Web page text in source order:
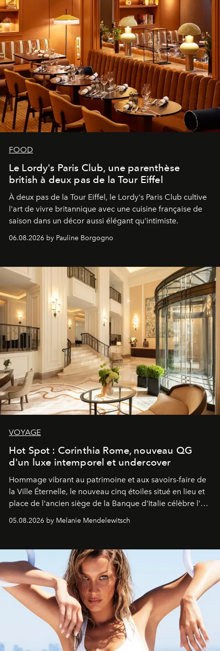
FOOD
Le Lordy's Paris Club, une parenthèse
british à deux pas de la Tour Eiffel
À deux pas de la Tour Eiffel, le Lordy's Paris Club cultive
l'art de vivre britannique avec une cuisine française de
saison dans un décor aussi élégant qu'intimiste.
06.08.2026 by Pauline Borgogno
VOYAGE
Hot Spot : Corinthia Rome, nouveau QG
d'un luxe intemporel et undercover
Hommage vibrant au patrimoine et aux savoirs-faire de
la Ville Éternelle, le nouveau cinq étoiles situé en lieu et
place de l'ancien siège de la Banque d'Italie célèbre l'art
05.08.2026 by Melanie Mendelewitsch